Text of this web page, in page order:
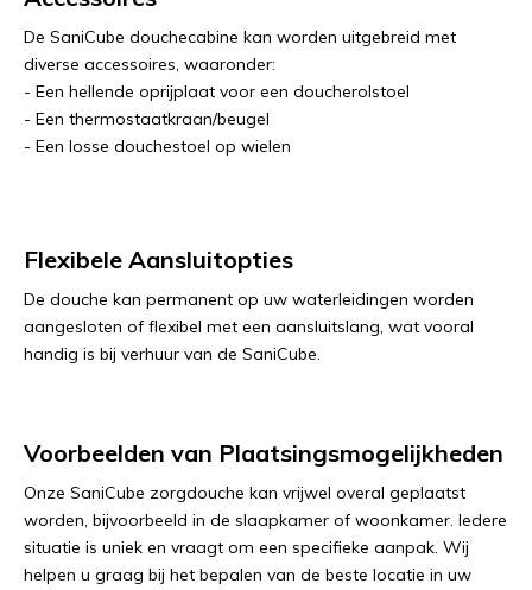
De SaniCube douchecabine kan worden uitgebreid met
diverse accessoires, waaronder:
- Een hellende oprijplaat voor een doucherolstoel
- Een thermostaatkraan/beugel
- Een losse douchestoel op wielen
Flexibele Aansluitopties
De douche kan permanent op uw waterleidingen worden
aangesloten of flexibel met een aansluitslang, wat vooral
handig is bij verhuur van de SaniCube.
Voorbeelden van Plaatsingsmogelijkheden
Onze SaniCube zorgdouche kan vrijwel overal geplaatst
worden, bijvoorbeeld in de slaapkamer of woonkamer. Iedere
situatie is uniek en vraagt om een specifieke aanpak. Wij
helpen u graag bij het bepalen van de beste locatie in uw